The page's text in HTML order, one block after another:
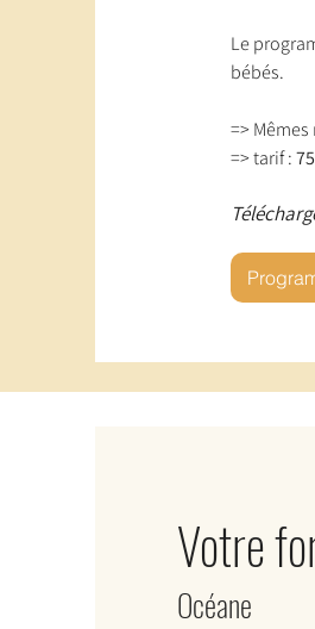
Le
bébés.
=>
=> tarif :
Votre
Océane